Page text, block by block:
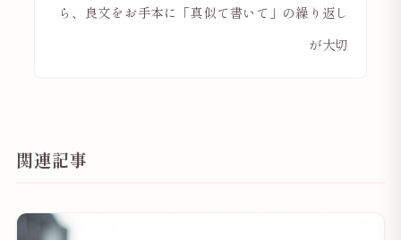
ら、良文をお手本に「真似て書いて」の繰り返し
が大切
関連記事